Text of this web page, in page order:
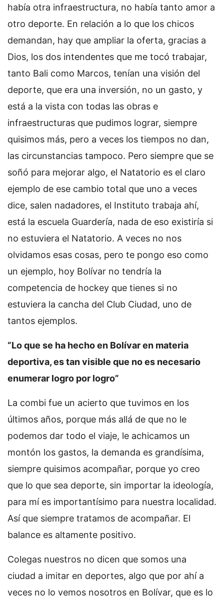
había otra infraestructura, no había tanto amor a
otro deporte. En relación a lo que los chicos
demandan, hay que ampliar la oferta, gracias a
Dios, los dos intendentes que me tocó trabajar,
tanto Bali como Marcos, tenían una visión del
deporte, que era una inversión, no un gasto, y
está a la vista con todas las obras e
infraestructuras que pudimos lograr, siempre
quisimos más, pero a veces los tiempos no dan,
las circunstancias tampoco. Pero siempre que se
soñó para mejorar algo, el Natatorio es el claro
ejemplo de ese cambio total que uno a veces
dice, salen nadadores, el Instituto trabaja ahí,
está la escuela Guardería, nada de eso existiría si
no estuviera el Natatorio. A veces no nos
olvidamos esas cosas, pero te pongo eso como
un ejemplo, hoy Bolívar no tendría la
competencia de hockey que tienes si no
estuviera la cancha del Club Ciudad, uno de
tantos ejemplos.
“Lo que se ha hecho en Bolívar en materia
deportiva, es tan visible que no es necesario
enumerar logro por logro”
La combi fue un acierto que tuvimos en los
últimos años, porque más allá de que no le
podemos dar todo el viaje, le achicamos un
montón los gastos, la demanda es grandísima,
siempre quisimos acompañar, porque yo creo
que lo que sea deporte, sin importar la ideología,
para mí es importantísimo para nuestra localidad.
Así que siempre tratamos de acompañar. El
balance es altamente positivo.
Colegas nuestros no dicen que somos una
ciudad a imitar en deportes, algo que por ahí a
veces no lo vemos nosotros en Bolívar, que es lo